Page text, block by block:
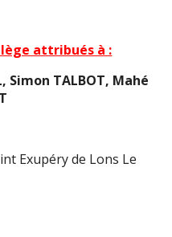
attribués à :
Simon TALBOT, Mahé
Exupéry de Lons Le